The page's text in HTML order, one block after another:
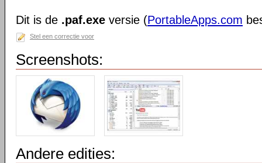
Dit is de .paf.exe versie (PortableApps.com
Stel een correctie voor
Screenshots:
Andere edities: